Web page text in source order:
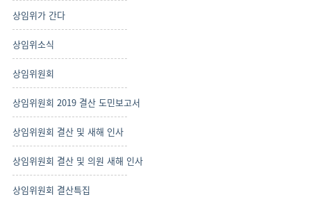
상임위가 간다
상임위소식
상임위원회
상임위원회 2019 결산 도민보고서
상임위원회 결산 및 새해 인사
상임위원회 결산 및 의원 새해 인사
상임위원회 결산특집